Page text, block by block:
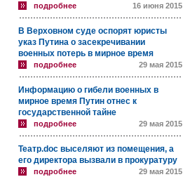
подробнее 16 июня 2015
В Верховном суде оспорят юристы
указ Путина о засекречивании
военных потерь в мирное время
подробнее 29 мая 2015
Информацию о гибели военных в
мирное время Путин отнес к
государственной тайне
подробнее 29 мая 2015
Театр.doc выселяют из помещения, а
его директора вызвали в прокуратуру
подробнее 29 мая 2015